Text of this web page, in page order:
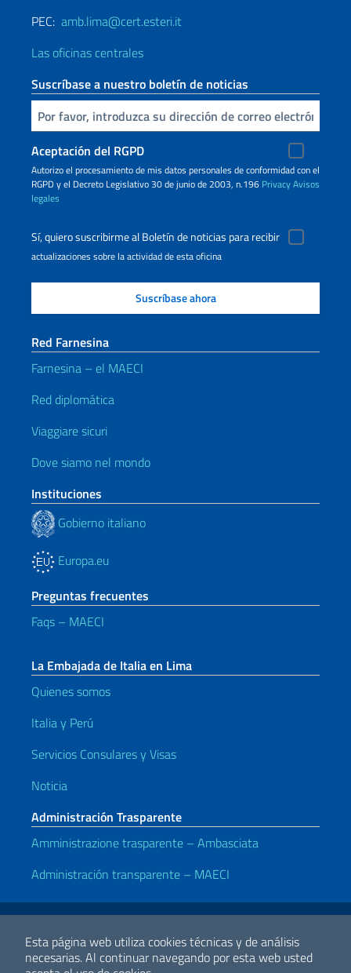
Esta página web utiliza cookies técnicas y de análisis
necesarias.Al continuar navegando por esta web usted
PEC: amb.lima@cert.esteri.it
Las oficinas centrales
Suscríbase a nuestro boletín de noticias
Inserta tu correo electronico
Aceptación del RGPD
Autorizo ​​el procesamiento de mis datos personales de conformidad con el
RGPD y el Decreto Legislativo 30 de junio de 2003, n.196 PrivacyAvisos
legales
Sí, quiero suscribirme al Boletín de noticias para recibir
actualizaciones sobre la actividad de esta oficina
Red Farnesina
Farnesina – el MAECI
Red diplomática
Viaggiare sicuri
Dove siamo nel mondo
Instituciones
Gobierno italiano
Europa.eu
Preguntas frecuentes
Faqs – MAECI
La Embajada de Italia en Lima
Quienes somos
Italia y Perú
Servicios Consulares y Visas
Noticia
Administración Trasparente
Amministrazione trasparente – Ambasciata
Administración transparente – MAECI
Enlaces útiles